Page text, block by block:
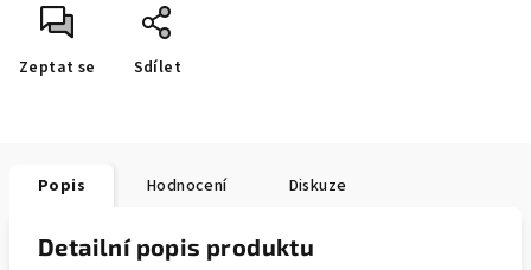
Zeptat se Sdílet
Popis Hodnocení Diskuze
Detailní popis produktu